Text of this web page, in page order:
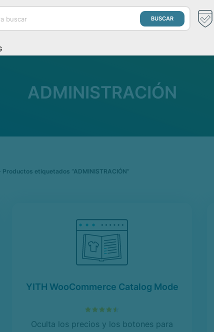
ADMINISTRACIÓN
Productos etiquetados “ADMINISTRACIÓN”
YITH WooCommerce Catalog Mode
Oculta los precios y los botones para